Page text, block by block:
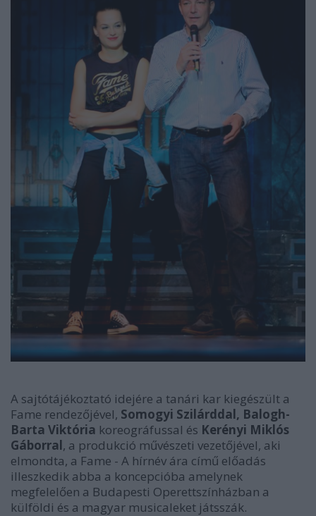
A sajtótájékoztató idejére a tanári kar kiegészült a
Fame rendezőjével, Somogyi Szilárddal, Balogh-
Barta Viktória koreográfussal és Kerényi Miklós
Gáborral, a produkció művészeti vezetőjével, aki
elmondta, a Fame - A hírnév ára című előadás
illeszkedik abba a koncepcióba amelynek
megfelelően a Budapesti Operettszínházban a
külföldi és a magyar musicaleket játsszák.